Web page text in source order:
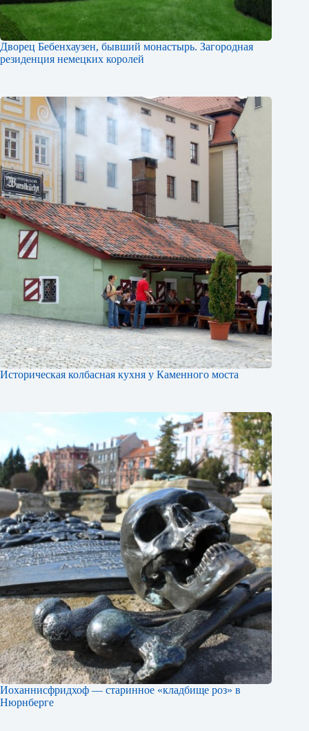
Дворец Бебенхаузен, бывший монастырь. Загородная
резиденция немецких королей
Историческая колбасная кухня у Каменного моста
Иоханнисфридхоф — старинное «кладбище роз» в
Нюрнберге